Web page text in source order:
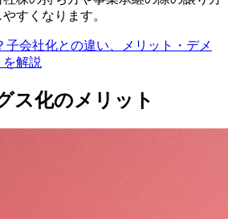
すくなります。
子会社化との違い、メリット・デメ
解説
ス化のメリット